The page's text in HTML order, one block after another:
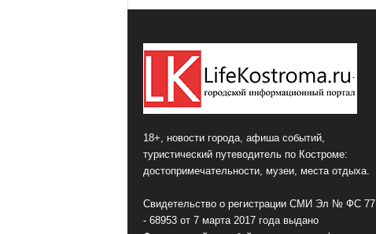
18+, новости города, афиша событий,
туристический путеводитель по Костроме:
достопримечательности, музеи, места отдыха.
Свидетельство о регистрации СМИ Эл № ФС 77
- 68953 от 7 марта 2017 года выдано